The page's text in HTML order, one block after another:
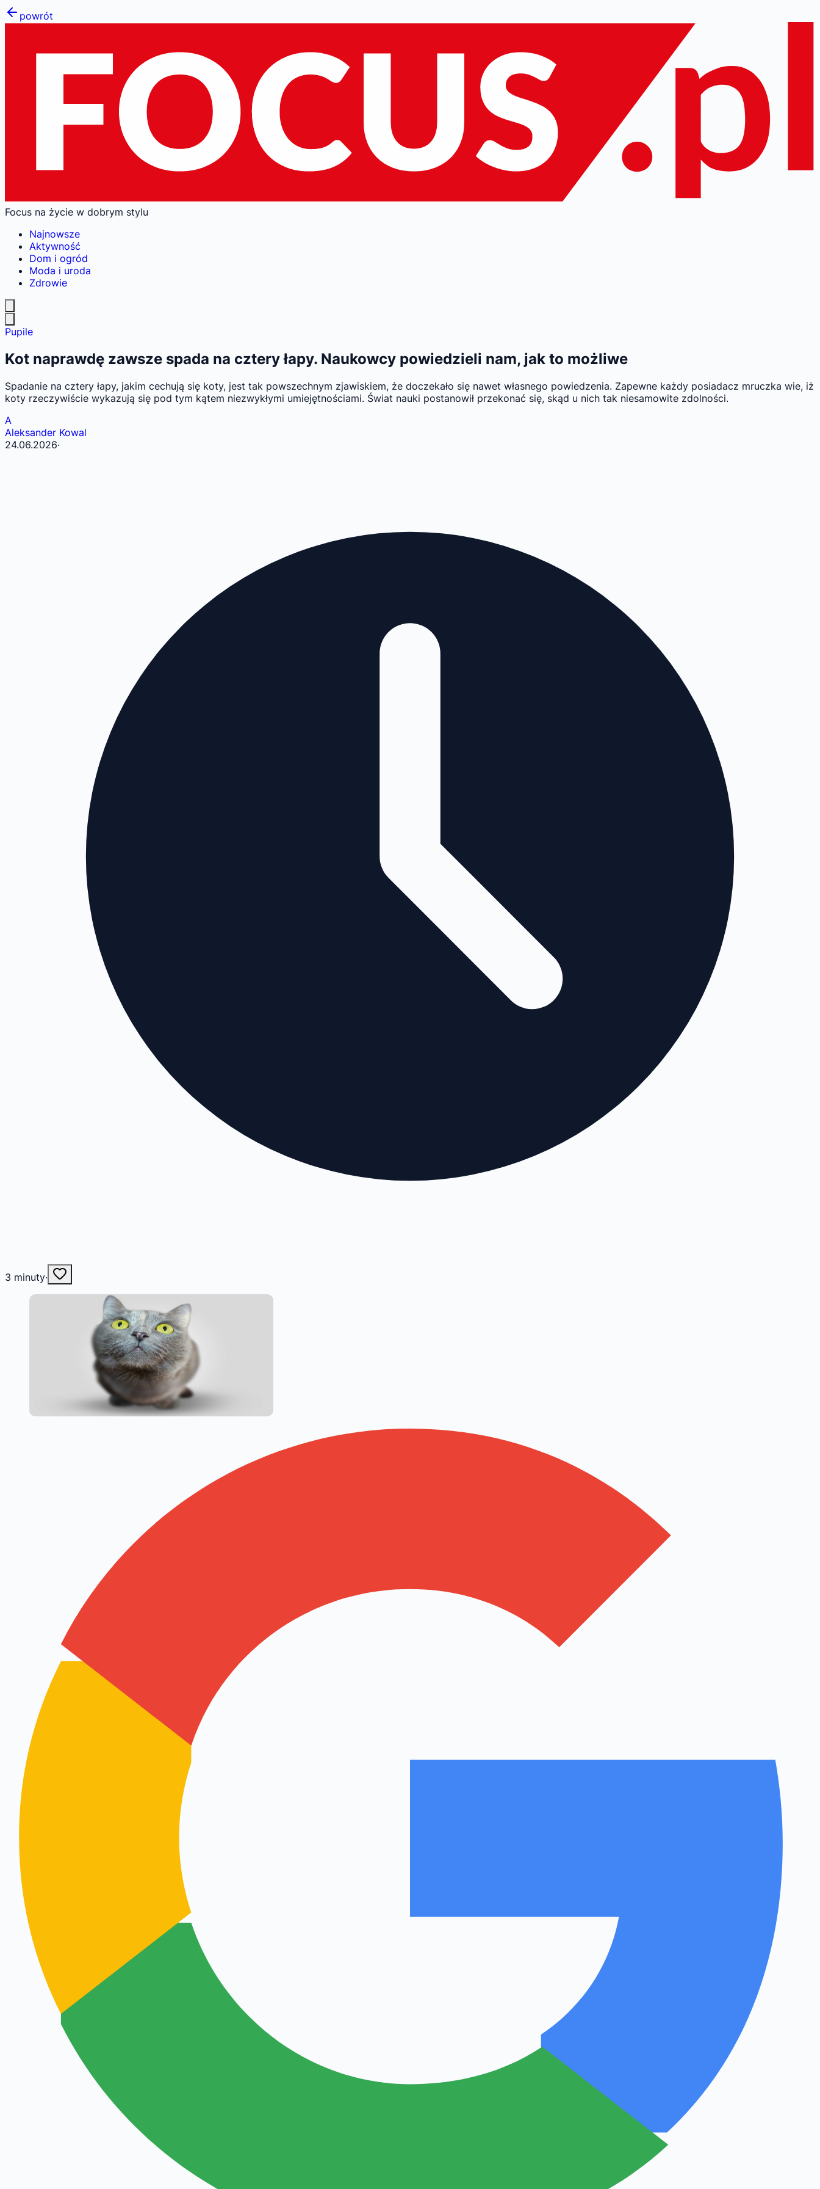
powrót
Focus na życie w dobrym stylu
Najnowsze
Aktywność
Dom i ogród
Moda i uroda
Zdrowie
Pupile
Kot naprawdę zawsze spada na cztery łapy. Naukowcy powiedzieli nam, jak to możliwe
Spadanie na cztery łapy, jakim cechują się koty, jest tak powszechnym zjawiskiem, że doczekało się nawet własnego powiedzenia. Zapewne każdy posiadacz mruczka wie, iż
koty rzeczywiście wykazują się pod tym kątem niezwykłymi umiejętnościami. Świat nauki postanowił przekonać się, skąd u nich tak niesamowite zdolności.
A
Aleksander Kowal
24.06.2026·
3 minuty·